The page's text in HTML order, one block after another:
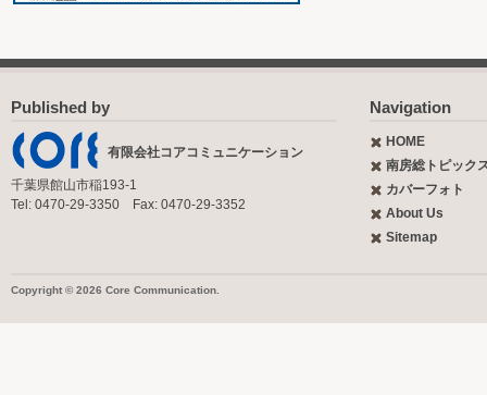
Published by
有限会社コアコミュニケーション
千葉県館山市稲193-1
Tel: 0470-29-3350 Fax: 0470-29-3352
Navigation
HOME
南房総トピック
カバーフォト
About Us
Sitemap
Copyright © 2026 Core Communication.